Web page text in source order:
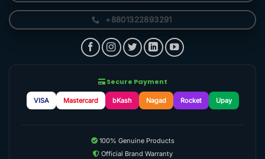
+8801322893291
Secure Payment
VISA Mastercard bKash Nagad Rocket Upay
100% Genuine Products
Official Brand Warranty